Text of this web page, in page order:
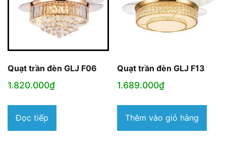
Quạt trần đèn GLJ F06
1.820.000₫
Đọc tiếp
Quạt trần đèn GLJ F13
1.689.000₫
Thêm vào giỏ hàng